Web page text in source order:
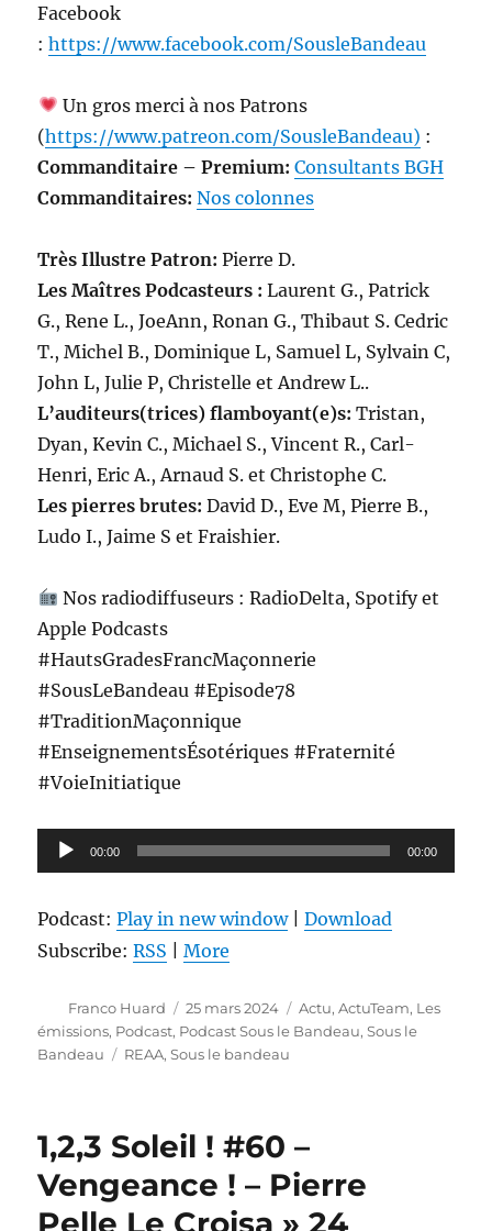
Facebook
:https://www.facebook.com/SousleBandeau
Un gros merci à nos Patrons
(https://www.patreon.com/SousleBandeau) :
Commanditaire – Premium: Consultants BGH
Commanditaires: Nos colonnes
Très Illustre Patron: Pierre D.
Les Maîtres Podcasteurs : Laurent G., Patrick
G., Rene L., JoeAnn, Ronan G., Thibaut S. Cedric
T., Michel B., Dominique L, Samuel L, Sylvain C,
John L, Julie P, Christelle et Andrew L..
L’auditeurs(trices) flamboyant(e)s: Tristan,
Dyan, Kevin C., Michael S., Vincent R., Carl-
Henri, Eric A., Arnaud S. et Christophe C.
Les pierres brutes: David D., Eve M, Pierre B.,
Ludo I., Jaime S et Fraishier.
Nos radiodiffuseurs : RadioDelta, Spotify et
Apple Podcasts
#HautsGradesFrancMaçonnerie
#SousLeBandeau #Episode78
#TraditionMaçonnique
#EnseignementsÉsotériques #Fraternité
#VoieInitiatique
Lecteur
audio
00:00 00:00
Podcast:Play in new window|Download
Subscribe:RSS |More
Auteur
Franco Huard
Publié
le
25 mars 2024 Catégories
Actu,ActuTeam, Les
émissions, Podcast, Podcast Sous le Bandeau,Sous le
Bandeau
Étiquettes
REAA,Sous le bandeau
1,2,3 Soleil ! #60 –
Vengeance ! – Pierre
Pelle Le Croisa » 24